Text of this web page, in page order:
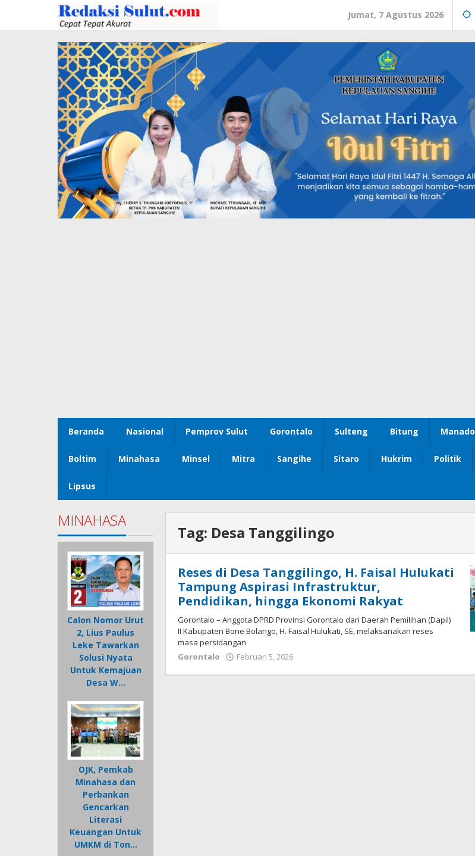
konten
Jumat, 7 Agustus 2026
Beranda Nasional Pemprov Sulut Gorontalo Sulteng Bitung Manado
Boltim Minahasa Minsel Mitra Sangihe Sitaro Hukrim Politik
Lipsus
MINAHASA
Calon Nomor Urut
2, Lius Paulus
Leke Tawarkan
Solusi Nyata
Untuk Kemajuan
Desa W…
OJK, Pemkab
Minahasa dan
Perbankan
Gencarkan
Literasi
Keuangan Untuk
UMKM di Ton…
Tag: Desa Tanggilingo
Reses di Desa Tanggilingo, H. Faisal Hulukati
Tampung Aspirasi Infrastruktur,
Pendidikan, hingga Ekonomi Rakyat
Gorontalo – Anggota DPRD Provinsi Gorontalo dari Daerah Pemilihan (Dapil)
II Kabupaten Bone Bolango, H. Faisal Hulukati, SE, melaksanakan reses
masa persidangan
Gorontalo
Februari 5, 2026